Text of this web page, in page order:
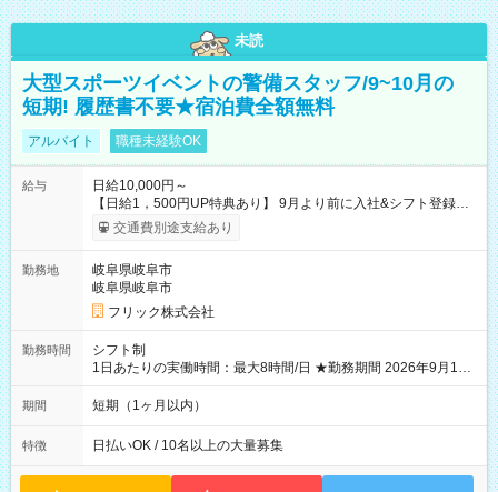
未読
大型スポーツイベントの警備スタッフ/9~10月の
短期! 履歴書不要★宿泊費全額無料
アルバイト 職種未経験OK
給与
日給10,000円～
【日給1，500円UP特典あり】 9月より前に入社&シフト登録す
ると 期間中(9/16~10/23) の日給がUP! 日給1万1500円でしっか
り稼げます♪ 【試用期間】試用期間なし
交通費別途支給あり
勤務地
岐阜県岐阜市
岐阜県岐阜市
フリック株式会社
勤務時間
シフト制
1日あたりの実働時間：最大8時間/日 ★勤務期間 2026年9月16
日~2026年10月23日 短期勤務OK! 期間中フル勤務できる方優遇
※週3~5日勤務(勤務日数応相談) ※期間前から勤務スタートも可
り ※夜勤シフトあり
期間 短期（1ヶ月以内）
特徴 日払いOK / 10名以上の大量募集